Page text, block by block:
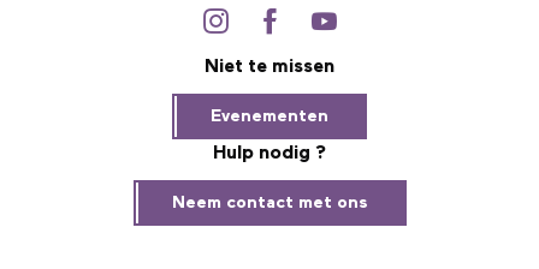
Niet te missen
Evenementen
Hulp nodig ?
Neem contact met ons